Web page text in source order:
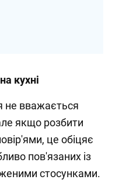
кухні
не вважається
якщо розбити
це обіцяє
пов'язаних із
стосунками.